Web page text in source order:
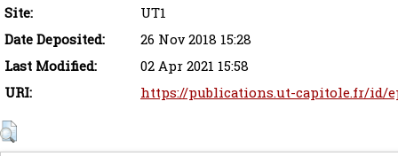
Site:
UT1
Date Deposited:
26 Nov 2018 15:28
Last Modified:
02 Apr 2021 15:58
URI:
https://publications.ut-capitole.fr/id/